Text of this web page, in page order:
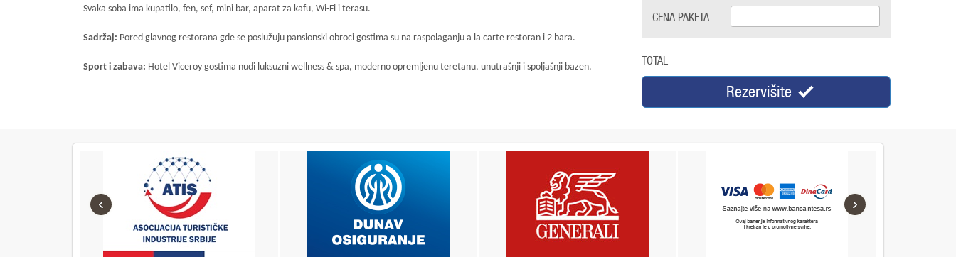
Svaka soba ima kupatilo, fen, sef, mini bar, aparat za kafu, Wi-Fi i terasu.
Sadržaj: Pored glavnog restorana gde se poslužuju pansionski obroci gostima su na raspolaganju a la carte restoran i 2 bara.
Sport i zabava: Hotel Viceroy gostima nudi luksuzni wellness & spa, moderno opremljenu teretanu, unutrašnji i spoljašnji bazen.
CENA PAKETA
TOTAL
Rezervišite
‹ ›